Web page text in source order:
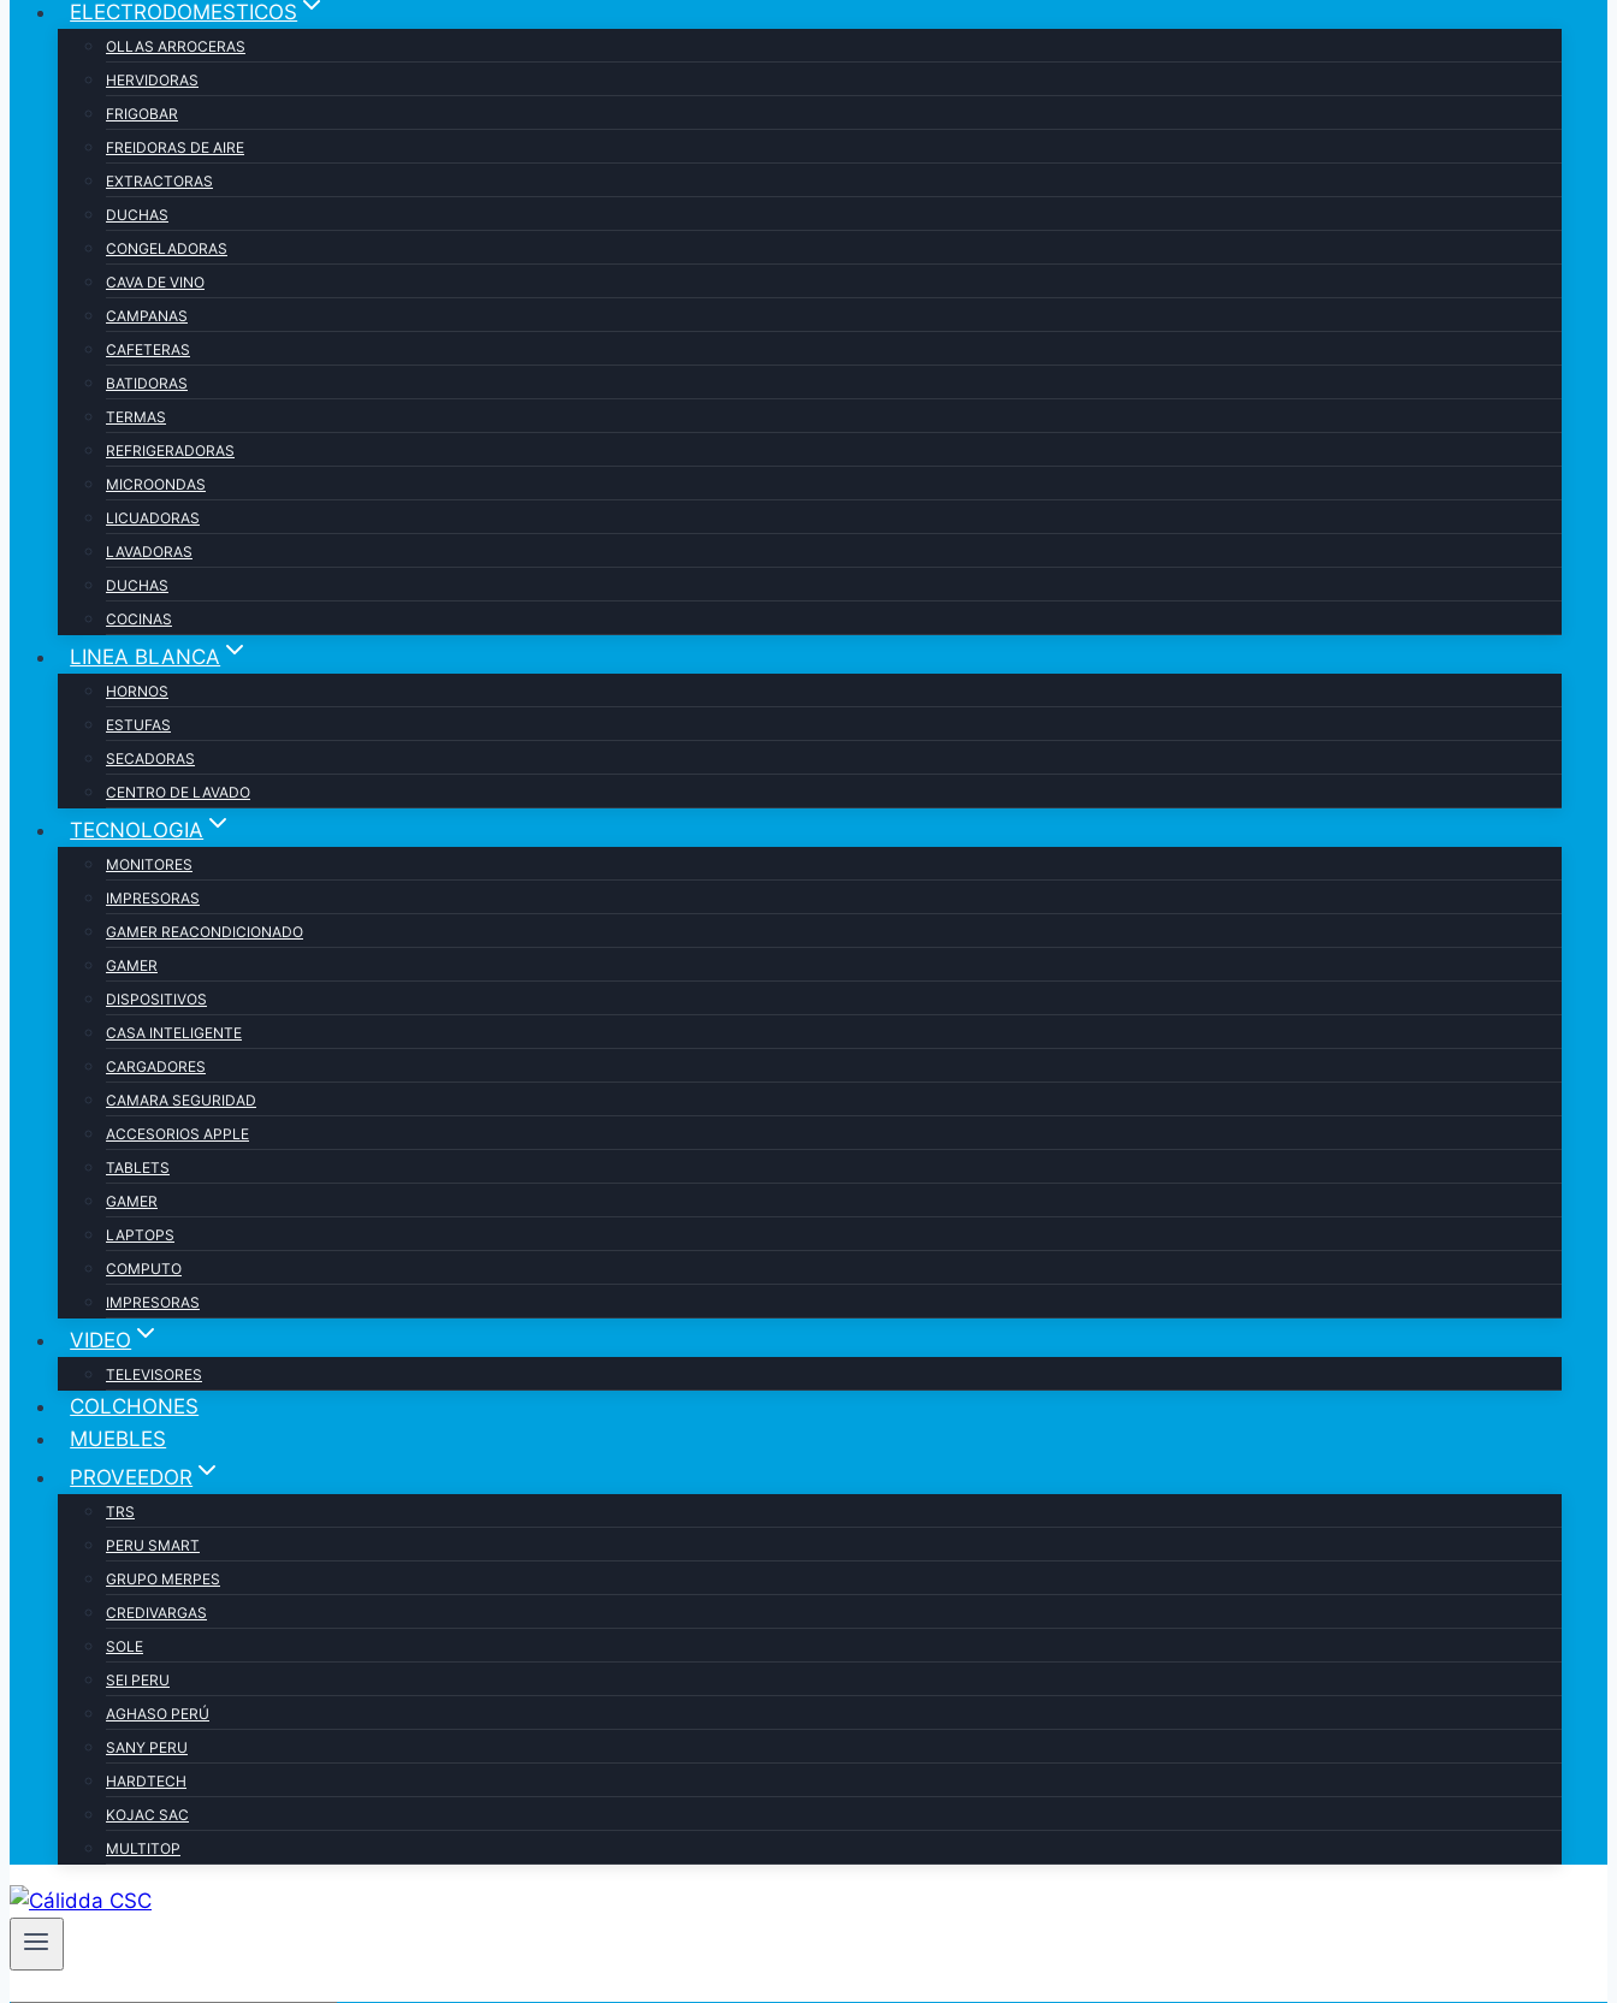
ELECTRODOMESTICOS
OLLAS ARROCERAS
HERVIDORAS
FRIGOBAR
FREIDORAS DE AIRE
EXTRACTORAS
DUCHAS
CONGELADORAS
CAVA DE VINO
CAMPANAS
CAFETERAS
BATIDORAS
TERMAS
REFRIGERADORAS
MICROONDAS
LICUADORAS
LAVADORAS
DUCHAS
COCINAS
LINEA BLANCA
HORNOS
ESTUFAS
SECADORAS
CENTRO DE LAVADO
TECNOLOGIA
MONITORES
IMPRESORAS
GAMER REACONDICIONADO
GAMER
DISPOSITIVOS
CASA INTELIGENTE
CARGADORES
CAMARA SEGURIDAD
ACCESORIOS APPLE
TABLETS
GAMER
LAPTOPS
COMPUTO
IMPRESORAS
VIDEO
TELEVISORES
COLCHONES
MUEBLES
PROVEEDOR
TRS
PERU SMART
GRUPO MERPES
CREDIVARGAS
SOLE
SEI PERU
AGHASO PERÚ
SANY PERU
HARDTECH
KOJAC SAC
MULTITOP